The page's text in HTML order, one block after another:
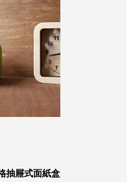
抽屜式面紙盒